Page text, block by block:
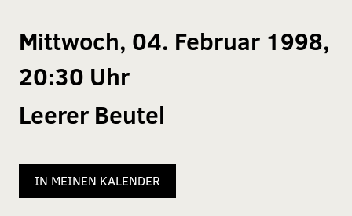
Mittwoch, 04. Februar 1998,
20:30 Uhr
Leerer Beutel
IN MEINEN KALENDER